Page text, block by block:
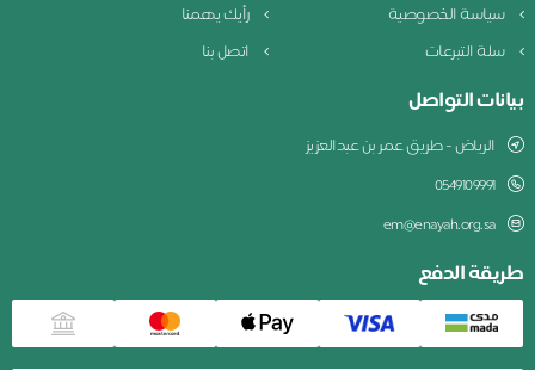
سياسة الخصوصية
رأيك يهمنا
سلة التبرعات
اتصل بنا
بيانات التواصل
الرياض - طريق عمر بن عبدالعزيز
0549109991
em@enayah.org.sa
طريقة الدفع